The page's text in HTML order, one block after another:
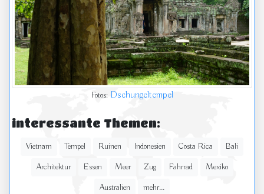
Fotos: Dschungeltempel
interessante Themen:
Vietnam Tempel Ruinen Indonesien Costa Rica
Bali
Architektur
Essen Meer Zug Fahrrad
Mexiko
Australien
mehr...